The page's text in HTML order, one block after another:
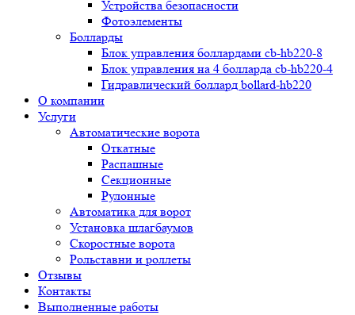
Устройства безопасности
Фотоэлементы
Болларды
Блок управления боллардами cb-hb220-8
Блок управления на 4 болларда cb-hb220-4
Гидравлический боллард bollard-hb220
О компании
Услуги
Автоматические ворота
Откатные
Распашные
Секционные
Рулонные
Автоматика для ворот
Установка шлагбаумов
Скоростные ворота
Рольставни и роллеты
Отзывы
Контакты
Выполненные работы